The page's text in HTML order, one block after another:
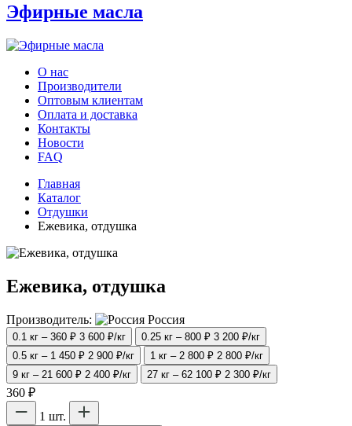
Эфирные масла
О нас
Производители
Оптовым клиентам
Оплата и доставка
Контакты
Новости
FAQ
Главная
Каталог
Отдушки
Ежевика, отдушка
Ежевика, отдушка
Производитель: Россия
0.1 кг – 360 ₽ 3 600 ₽/кг 0.25 кг – 800 ₽ 3 200 ₽/кг
0.5 кг – 1 450 ₽ 2 900 ₽/кг 1 кг – 2 800 ₽ 2 800 ₽/кг
9 кг – 21 600 ₽ 2 400 ₽/кг 27 кг – 62 100 ₽ 2 300 ₽/кг
360 ₽
1 шт.